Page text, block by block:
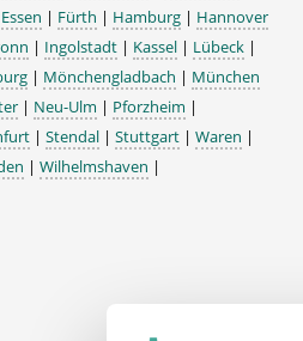
Essen | Fürth | Hamburg | Hannover
| Ingolstadt | Kassel | Lübeck |
| Mönchengladbach | München
| Neu-Ulm | Pforzheim |
| Stendal | Stuttgart | Waren |
| Wilhelmshaven |